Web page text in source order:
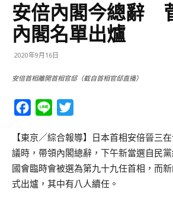
安倍內閣今總辭
內閣名單出爐
2020年9月16日
安倍首相離開首相官邸（截自首相官邸直播）
Facebook
Line
【東京／綜合報導】日本首相安倍晉三
議時，帶領內閣總辭，下午新當選自民
國會臨時會被選為第九十九任首相，而
式出爐，其中有八人續任。